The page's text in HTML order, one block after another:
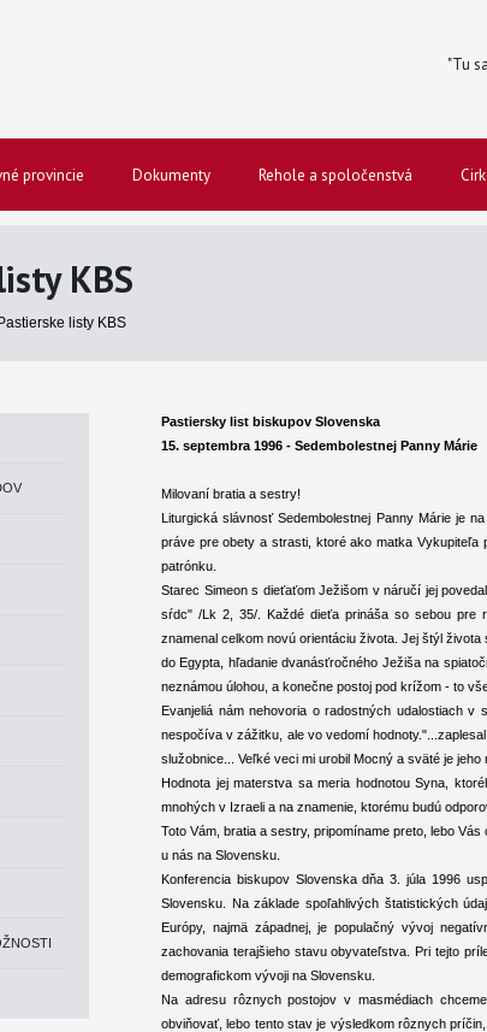
"Tu
provincie Dokumenty Rehole a spoločenstvá
KBS
Pastierske listy KBS
Pastiersky list biskupov Slovenska
15. septembra 1996 - Sedembolestnej Panny Márie
Milovaní bratia a sestry!
Liturgická slávnosť Sedembolestnej Panny Márie je
práve pre obety a strasti, ktoré ako matka Vykupiteľa
patrónku.
Starec Simeon s dieťaťom Ježišom v náručí jej
sŕdc" /Lk 2, 35/. Každé dieťa prináša so sebou pre
znamenal celkom novú orientáciu života. Jej štýl
do Egypta, hľadanie dvanásťročného Ježiša na
neznámou úlohou, a konečne postoj pod krížom - to
Evanjeliá nám nehovoria o radostných udalostiach
nespočíva v zážitku, ale vo vedomí
služobnice... Veľké veci mi urobil Mocný a sväté je jeho
Hodnota jej materstva sa meria hodnotou Syna,
mnohých v Izraeli a na znamenie, ktorému budú
Toto Vám, bratia a sestry, pripomíname preto, lebo
u nás na Slovensku.
Konferencia biskupov Slovenska dňa 3. júla 1996
Slovensku. Na základe spoľahlivých štatistických
Európy, najmä západnej, je populačný vývoj
zachovania terajšieho stavu obyvateľstva. Pri tejto
demografickom vývoji na Slovensku.
Na adresu rôznych postojov v masmédiach
obviňovať, lebo tento stav je výsledkom rôznych